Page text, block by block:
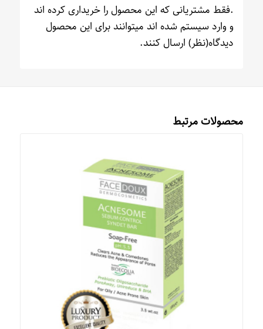
.فقط مشتریانی که این محصول را خریداری کرده اند
و وارد سیستم شده اند میتوانند برای این محصول
دیدگاه(نظر) ارسال کنند.
محصولات مرتبط